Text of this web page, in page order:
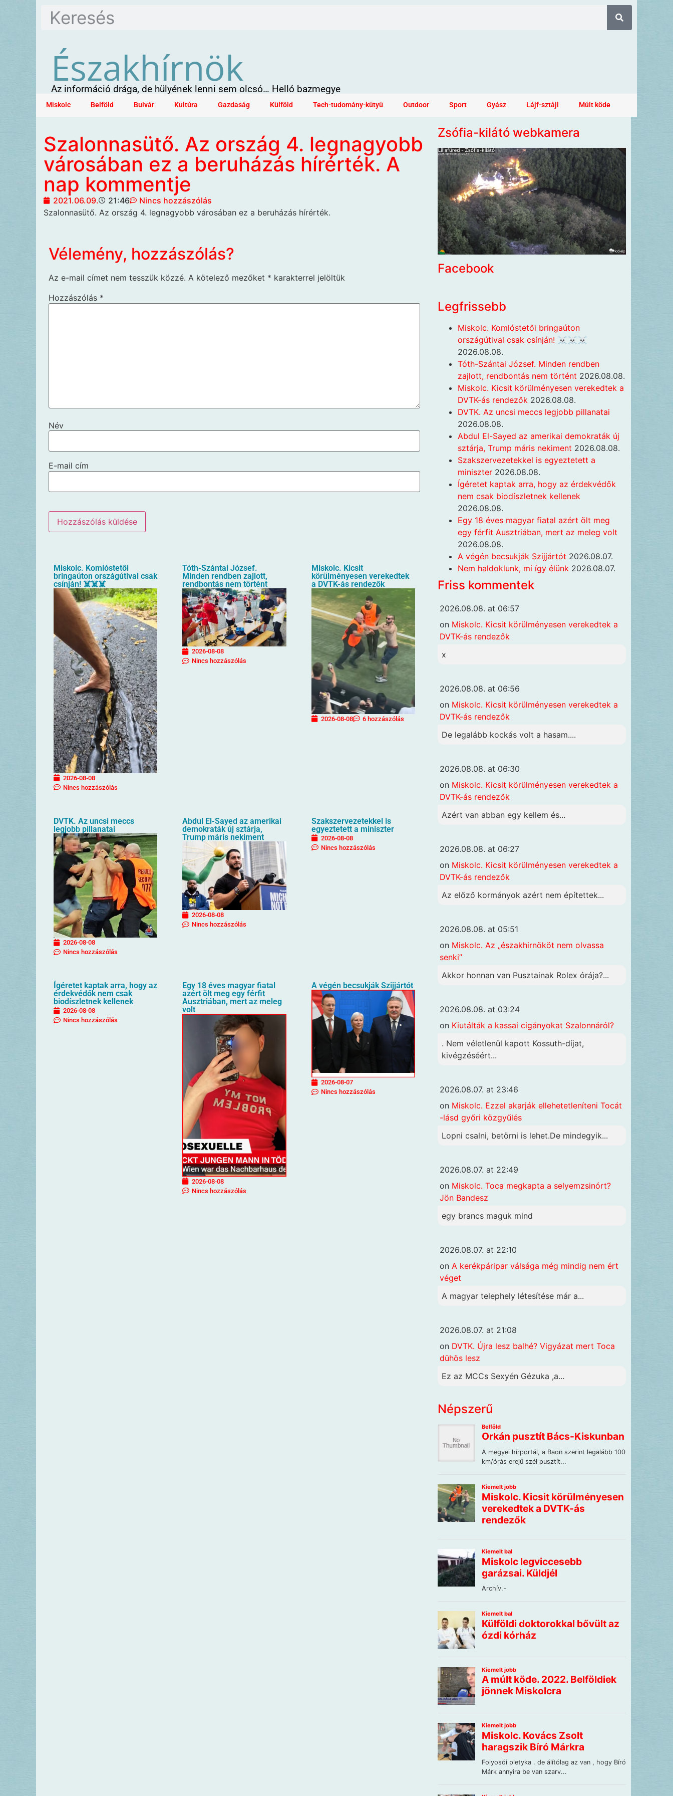
Északhírnök
Az információ drága, de hülyének lenni sem olcsó… Helló bazmegye
Miskolc Belföld Bulvár Kultúra Gazdaság Külföld Tech-tudomány-kütyü Outdoor Sport Gyász Lájf-sztájl Múlt köde
Szalonnasütő. Az ország 4. legnagyobb
városában ez a beruházás hírérték. A
nap kommentje
2021.06.09. 21:46
Nincs hozzászólás
Szalonnasütő. Az ország 4. legnagyobb városában ez a beruházás hírérték.
Vélemény, hozzászólás?
Az e-mail címet nem tesszük közzé. A kötelező mezőket * karakterrel jelöltük
Hozzászólás *
Név
E-mail cím
Miskolc. Komlóstetői
bringaúton országútival csak
csínján! ☠️☠️☠️
2026-08-08
Nincs hozzászólás
Tóth-Szántai József.
Minden rendben zajlott,
rendbontás nem történt
2026-08-08
Nincs hozzászólás
Miskolc. Kicsit
körülményesen verekedtek
a DVTK-ás rendezők
2026-08-08 6 hozzászólás
DVTK. Az uncsi meccs
legjobb pillanatai
2026-08-08
Nincs hozzászólás
Abdul El-Sayed az amerikai
demokraták új sztárja,
Trump máris nekiment
2026-08-08
Nincs hozzászólás
Szakszervezetekkel is
egyeztetett a miniszter
2026-08-08
Nincs hozzászólás
Ígéretet kaptak arra, hogy az
érdekvédők nem csak
biodíszletnek kellenek
2026-08-08
Nincs hozzászólás
Egy 18 éves magyar fiatal
azért ölt meg egy férfit
Ausztriában, mert az meleg
volt
2026-08-08
Nincs hozzászólás
A végén becsukják Szijjártót
2026-08-07
Nincs hozzászólás
Zsófia-kilátó webkamera
Facebook
Legfrissebb
Miskolc. Komlóstetői bringaúton
országútival csak csínján! ☠️☠️☠️
2026.08.08.
Tóth-Szántai József. Minden rendben
zajlott, rendbontás nem történt 2026.08.08.
Miskolc. Kicsit körülményesen verekedtek a
DVTK-ás rendezők 2026.08.08.
DVTK. Az uncsi meccs legjobb pillanatai
2026.08.08.
Abdul El-Sayed az amerikai demokraták új
sztárja, Trump máris nekiment 2026.08.08.
Szakszervezetekkel is egyeztetett a
miniszter 2026.08.08.
Ígéretet kaptak arra, hogy az érdekvédők
nem csak biodíszletnek kellenek
2026.08.08.
Egy 18 éves magyar fiatal azért ölt meg
egy férfit Ausztriában, mert az meleg volt
2026.08.08.
A végén becsukják Szijjártót 2026.08.07.
Nem haldoklunk, mi így élünk 2026.08.07.
Friss kommentek
2026.08.08. at 06:57
on Miskolc. Kicsit körülményesen verekedtek a
DVTK-ás rendezők
x
2026.08.08. at 06:56
on Miskolc. Kicsit körülményesen verekedtek a
DVTK-ás rendezők
De legalább kockás volt a hasam....
2026.08.08. at 06:30
on Miskolc. Kicsit körülményesen verekedtek a
DVTK-ás rendezők
Azért van abban egy kellem és...
2026.08.08. at 06:27
on Miskolc. Kicsit körülményesen verekedtek a
DVTK-ás rendezők
Az előző kormányok azért nem építettek...
2026.08.08. at 05:51
on Miskolc. Az „északhirnököt nem olvassa
senki”
Akkor honnan van Pusztainak Rolex órája?...
2026.08.08. at 03:24
on Kiutálták a kassai cigányokat Szalonnáról?
. Nem véletlenül kapott Kossuth-díjat,
kivégzéséért...
2026.08.07. at 23:46
on Miskolc. Ezzel akarják ellehetetleníteni Tocát
-lásd győri közgyűlés
Lopni csalni, betörni is lehet.De mindegyik...
2026.08.07. at 22:49
on Miskolc. Toca megkapta a selyemzsinórt?
Jön Bandesz
egy brancs maguk mind
2026.08.07. at 22:10
on A kerékpáripar válsága még mindig nem ért
véget
A magyar telephely létesítése már a...
2026.08.07. at 21:08
on DVTK. Újra lesz balhé? Vigyázat mert Toca
dühös lesz
Ez az MCCs Sexyén Gézuka ,a...
Népszerű